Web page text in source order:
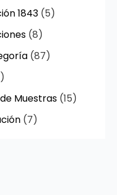
1843 (5)
(8)
(87)
Muestras (15)
(7)